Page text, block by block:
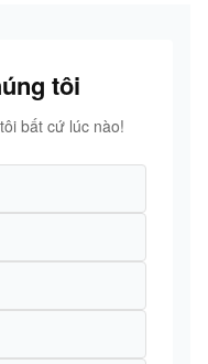
tôi
bất cứ lúc nào!